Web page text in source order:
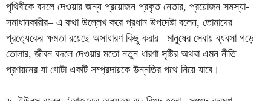
পৃথিবীকে বদলে দেওয়ার জন্য প্রয়োজন প্রকৃত নেতার, প্রয়োজন সমস্যা-
সমাধানকারীর– এ কথা উল্লেখ করে প্রধান উপদেষ্টা বলেন, তোমাদের
প্রত্যেকের ক্ষমতা রয়েছে অসাধারণ কিছু করার– মানুষের সেবায় ব্যবসা গড়ে
তোলার, জীবন বদলে দেওয়ার মতো নতুন ধারণা সৃষ্টির অথবা এমন নীতি
প্রণয়নের যা গোটা একটি সম্প্রদায়কে উন্নতির পথে নিয়ে যাবে।